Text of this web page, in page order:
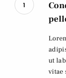
1
ut
vitae